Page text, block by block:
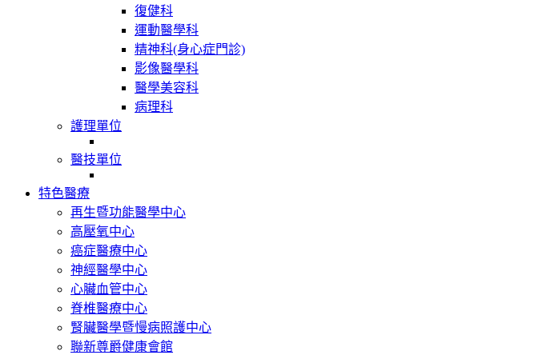
復健科
運動醫學科
精神科(身心症門診)
影像醫學科
醫學美容科
病理科
護理單位
醫技單位
特色醫療
再生暨功能醫學中心
高壓氧中心
癌症醫療中心
神經醫學中心
心臟血管中心
脊椎醫療中心
腎臟醫學暨慢病照護中心
聯新尊爵健康會館